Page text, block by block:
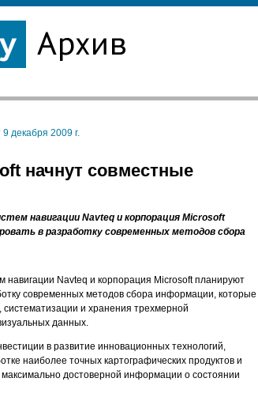
декабря 2009 г.
начнут совместные
навигации Navteq и корпорация Microsoft
в разработку современных методов сбора
навигации Navteq и корпорация Microsoft планируют
современных методов сбора информации, которые
систематизации и хранения трехмерной
данных.
в развитие инновационных технологий,
наиболее точных картографических продуктов и
достоверной информации о состоянии